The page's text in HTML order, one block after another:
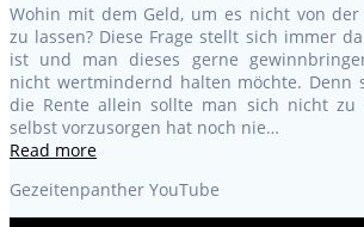
Wohin mit dem Geld, um es nicht von
zu lassen? Diese Frage stellt sich immer
ist und man dieses gerne
nicht wertmindernd halten möchte. Denn
die Rente allein sollte man sich nicht zu
selbst vorzusorgen hat noch nie…
Read more
Gezeitenpanther YouTube